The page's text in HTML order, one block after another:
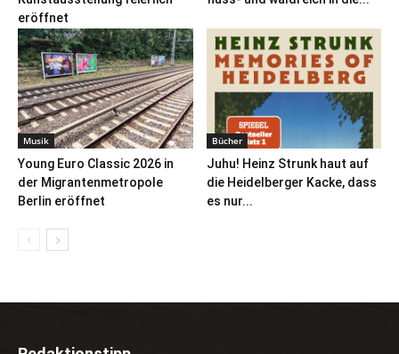
eröffnet
Musik
Young Euro Classic 2026 in
der Migrantenmetropole
Berlin eröffnet
Bücher
Juhu! Heinz Strunk haut auf
die Heidelberger Kacke, dass
es nur...